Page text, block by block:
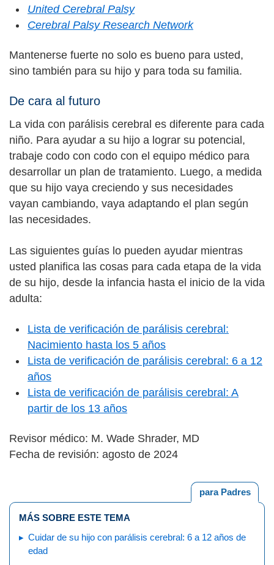
United Cerebral Palsy
Cerebral Palsy Research Network
Mantenerse fuerte no solo es bueno para usted,
sino también para su hijo y para toda su familia.
De cara al futuro
La vida con parálisis cerebral es diferente para cada
niño. Para ayudar a su hijo a lograr su potencial,
trabaje codo con codo con el equipo médico para
desarrollar un plan de tratamiento. Luego, a medida
que su hijo vaya creciendo y sus necesidades
vayan cambiando, vaya adaptando el plan según
las necesidades.
Las siguientes guías lo pueden ayudar mientras
usted planifica las cosas para cada etapa de la vida
de su hijo, desde la infancia hasta el inicio de la vida
adulta:
Lista de verificación de parálisis cerebral:
Nacimiento hasta los 5 años
Lista de verificación de parálisis cerebral: 6 a 12
años
Lista de verificación de parálisis cerebral: A
partir de los 13 años
Revisor médico: M. Wade Shrader, MD
Fecha de revisión: agosto de 2024
para Padres
MÁS SOBRE ESTE TEMA
Cuidar de su hijo con parálisis cerebral: 6 a 12 años de
edad